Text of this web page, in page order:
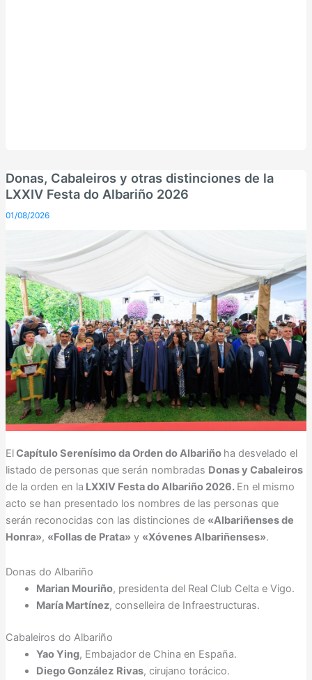
Donas, Cabaleiros y otras distinciones de la
LXXIV Festa do Albariño 2026
01/08/2026
ElCapítulo Serenísimo da Orden do Albariño ha desvelado el
listado de personas que serán nombradas Donas y Cabaleiros
de la orden en la LXXIV Festa do Albariño 2026. En el mismo
acto se han presentado los nombres de las personas que
serán reconocidas con las distinciones de «Albariñenses de
Honra», «Follas de Prata» y «Xóvenes Albariñenses».
Donas do Albariño
Marian Mouriño, presidenta del Real Club Celta e Vigo.
María Martínez, conselleira de Infraestructuras.
Cabaleiros do Albariño
Yao Ying, Embajador de China en España.
Diego González Rivas, cirujano torácico.